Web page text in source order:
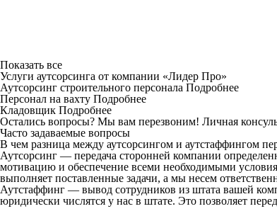
Показать все
Услуги аутсорсинга от компании «Лидер Про»
Аутсорсинг строительного персонала Подробнее
Персонал на вахту Подробнее
Кладовщик Подробнее
Остались вопросы? Мы вам перезвоним! Личная
Часто задаваемые вопросы
В чем разница между аутсорсингом и аутстаффингом
Аутсорсинг — передача сторонней компании
мотивацию и обеспечение всеми необходимыми
выполняет поставленные задачи, а мы несем
Аутстаффинг — вывод сотрудников из штата вашей
юридически числятся у нас в штате. Это позволяет